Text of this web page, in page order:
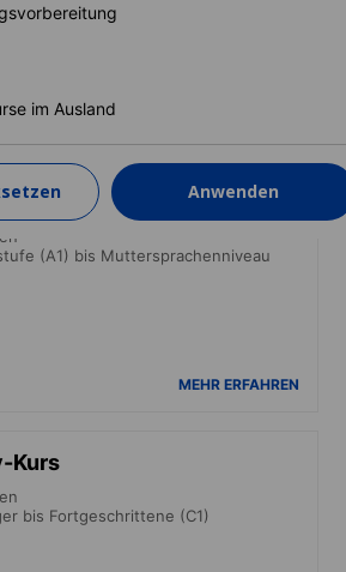
im Ausland
Anwenden
Teilnahme am
(A1) bis Muttersprachenniveau
MEHR ERFAHREN
Kurs
bis Fortgeschrittene (C1)